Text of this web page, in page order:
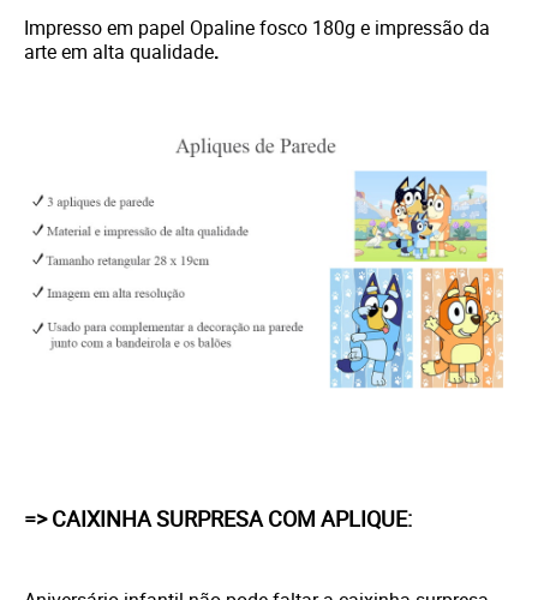
Impresso em papel Opaline fosco 180g e impressão da
arte em alta qualidade.
=> CAIXINHA SURPRESA COM APLIQUE: